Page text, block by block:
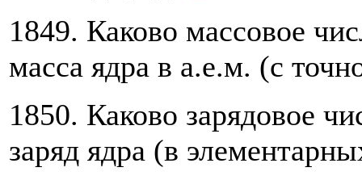
1849. Каково массовое
масса ядра в а.е.м. (с
1850. Каково зарядовое
заряд ядра (в